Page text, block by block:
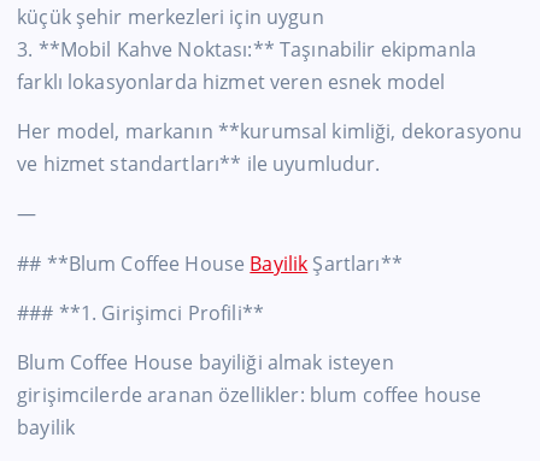
küçük şehir merkezleri için uygun
3. **Mobil Kahve Noktası:** Taşınabilir ekipmanla
farklı lokasyonlarda hizmet veren esnek model
Her model, markanın **kurumsal kimliği, dekorasyonu
ve hizmet standartları** ile uyumludur.
—
## **Blum Coffee House Bayilik Şartları**
### **1. Girişimci Profili**
Blum Coffee House bayiliği almak isteyen
girişimcilerde aranan özellikler: blum coffee house
bayilik